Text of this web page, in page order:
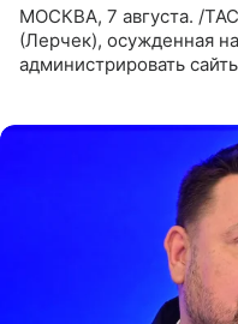
МОСКВА, 7 августа. /
(Лерчек), осужденная
администрировать